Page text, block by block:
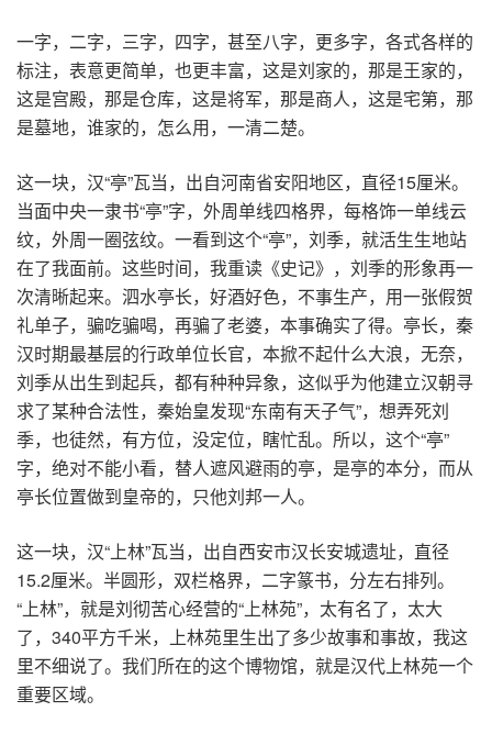
一字，二字，三字，四字，甚至八字，更多字，各式各样的
标注，表意更简单，也更丰富，这是刘家的，那是王家的，
这是宫殿，那是仓库，这是将军，那是商人，这是宅第，那
是墓地，谁家的，怎么用，一清二楚。
这一块，汉“亭”瓦当，出自河南省安阳地区，直径15厘米。
当面中央一隶书“亭”字，外周单线四格界，每格饰一单线云
纹，外周一圈弦纹。一看到这个“亭”，刘季，就活生生地站
在了我面前。这些时间，我重读《史记》，刘季的形象再一
次清晰起来。泗水亭长，好酒好色，不事生产，用一张假贺
礼单子，骗吃骗喝，再骗了老婆，本事确实了得。亭长，秦
汉时期最基层的行政单位长官，本掀不起什么大浪，无奈，
刘季从出生到起兵，都有种种异象，这似乎为他建立汉朝寻
求了某种合法性，秦始皇发现“东南有天子气”，想弄死刘
季，也徒然，有方位，没定位，瞎忙乱。所以，这个“亭”
字，绝对不能小看，替人遮风避雨的亭，是亭的本分，而从
亭长位置做到皇帝的，只他刘邦一人。
这一块，汉“上林”瓦当，出自西安市汉长安城遗址，直径
15.2厘米。半圆形，双栏格界，二字篆书，分左右排列。
“上林”，就是刘彻苦心经营的“上林苑”，太有名了，太大
了，340平方千米，上林苑里生出了多少故事和事故，我这
里不细说了。我们所在的这个博物馆，就是汉代上林苑一个
重要区域。